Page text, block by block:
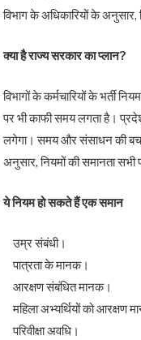
विभाग के अधिकारियों के
क्या है राज्य सरकार का प्लान?
विभागों के कर्मचारियों के भर्ती
पर भी काफी समय लगता है।
लगेगा। समय और संसाधन की बचत
अनुसार, नियमों की समानता
ये नियम हो सकते हैं एक समान
उम्र संबंधी।
पात्रता के मानक।
आरक्षण संबंधित मानक।
महिला अभ्यर्थियों को आरक्षण
परिवीक्षा अवधि।